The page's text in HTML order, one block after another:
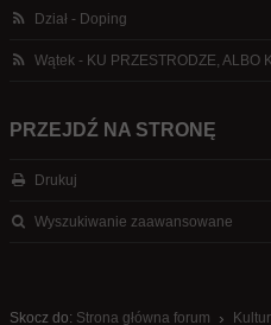
Dział - Doping
Wątek - KU PRZESTRODZE, ALBO
PRZEJDŹ NA STRONĘ
Drukuj
Wyszukiwanie zaawansowane
Skocz do: Strona główna forum